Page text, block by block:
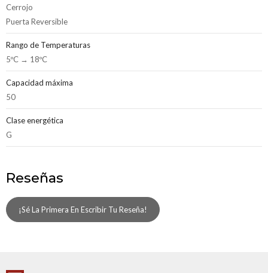
Cerrojo
Puerta Reversible
Rango de Temperaturas
5ºC → 18ºC
Capacidad máxima
50
Clase energética
G
Reseñas
¡Sé La Primera En Escribir Tu Reseña!